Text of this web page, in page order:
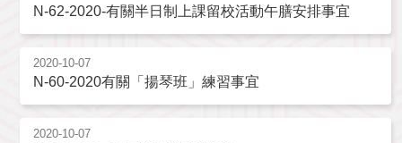
N-62-2020-有關半日制上課留校活動午膳安排事宜
2020-10-07
N-60-2020有關「揚琴班」練習事宜
2020-10-07